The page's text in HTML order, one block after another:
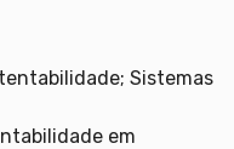
Sistemas
em